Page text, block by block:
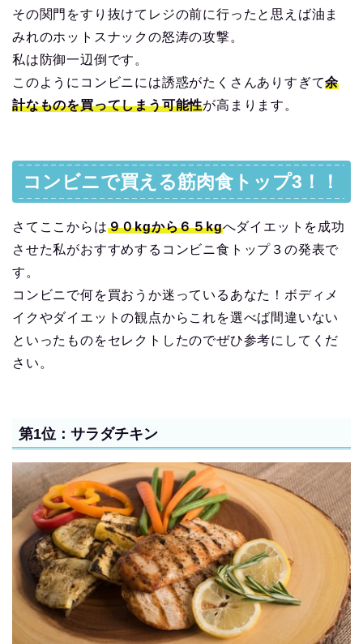
その関門をすり抜けてレジの前に行ったと思えば油ま
みれのホットスナックの怒涛の攻撃。
私は防御一辺倒です。
このようにコンビニには誘惑がたくさんありすぎて余
計なものを買ってしまう可能性が高まります。
コンビニで買える筋肉食トップ3！！
さてここからは９０kgから６５kgへダイエットを成功
させた私がおすすめするコンビニ食トップ３の発表で
す。
コンビニで何を買おうか迷っているあなた！ボディメ
イクやダイエットの観点からこれを選べば間違いない
といったものをセレクトしたのでぜひ参考にしてくだ
さい。
第1位：サラダチキン